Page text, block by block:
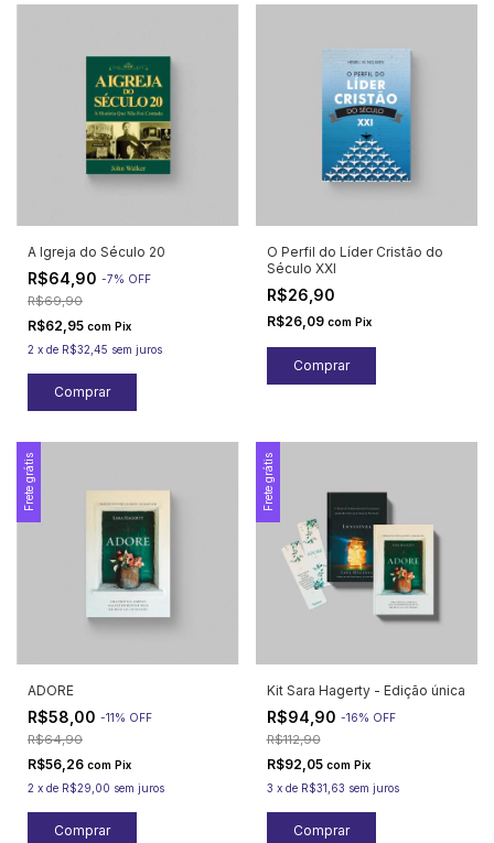
A Igreja do Século 20
R$64,90 -7% OFF
R$69,90
R$62,95 com Pix
2 x de R$32,45 sem juros
O Perfil do Líder Cristão do
Século XXI
R$26,90
R$26,09 com Pix
Frete grátis
ADORE
R$58,00 -11% OFF
R$64,90
R$56,26 com Pix
2 x de R$29,00 sem juros
Frete grátis
Kit Sara Hagerty - Edição única
R$94,90 -16% OFF
R$112,90
R$92,05 com Pix
3 x de R$31,63 sem juros